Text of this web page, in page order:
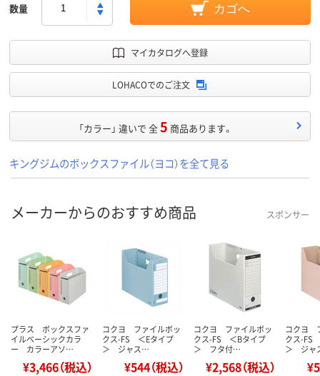
数量 カゴへ
マイカタログへ登録
LOHACOでのご注文
「カラー」 違いで 全5 商品あります。
キングジムのボックスファイル（ヨコ）を全て見る
メーカーからのおすすめ商品 スポンサー
プラス ボックスファ
イルベーシックカラ
ー カラーアソ…
¥3,466（税込）
コクヨ ファイルボッ
クス-FS ＜Eタイプ
＞ ジャス…
¥544（税込）
コクヨ ファイルボッ
クス-FS ＜Bタイプ
＞ フタ付…
¥2,568（税込）
コクヨ
クス-FS
＞ ジャ